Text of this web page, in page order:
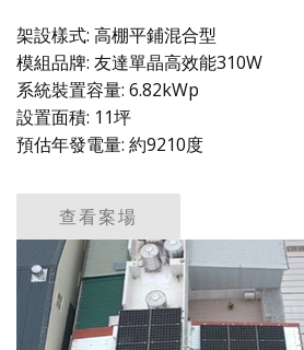
架設樣式: 高棚平鋪混合型
模組品牌: 友達單晶高效能310W
系統裝置容量: 6.82kWp
設置面積: 11坪
預估年發電量: 約9210度
查看案場